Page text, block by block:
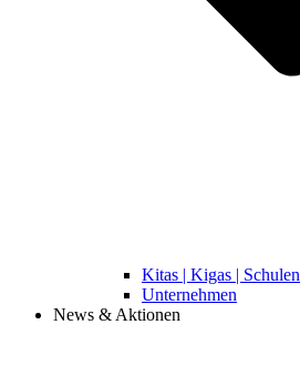
Kitas | Kigas | Schulen
Unternehmen
News & Aktionen